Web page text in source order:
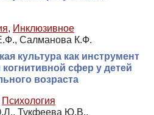
, Инклюзивное
Салманова К.Ф.
культура как инструмент
сфер у детей
возраста
Психология
Тукфеева Ю.В.,